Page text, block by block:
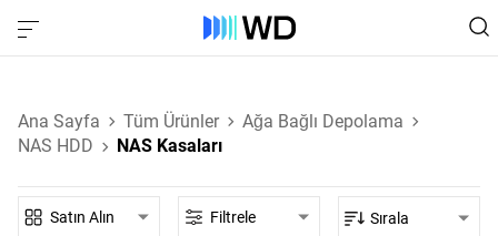
Ana Sayfa Tüm Ürünler
Ağa Bağlı Depolama
NAS HDD
NAS Kasaları
Satın Alın Filtrele Sırala